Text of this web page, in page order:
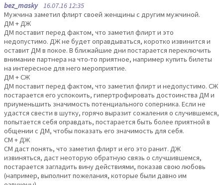
bez_masky16.07.16 12:35
Мужчина заметил флирт своей женщины с другим мужчиной.
ДМ + ДЖ
ДМ поставит перед фактом, что заметил флирт и это
недопустимо. ДЖ не будет оправдываться, коротко извинится и
оставит ДМ в покое. В ближайшие дни постарается переключить
внимание партнера на что-то приятное, например купить билеты
на интересное для него мероприятие.
ДМ + СЖ
ДМ поставит перед фактом, что заметил флирт и недопустимо. СЖ
постарается его успокоить, гипертрофировать достоинства ДМ и
приуменьшить значимость потенциального соперника. Если не
удастся свести в шутку, горячо выразит сожаления о случившемся,
попытается себя оправдать, постарается быть более приятной в
общении с ДМ, чтобы показать его значимость для себя.
СМ + ДЖ
СМ даст понять, что заметил флирт и его это ранит. ДЖ
извиняться, даст неоторую обратную связь о случшившемся,
постарается загладить вину действиями, показав свою любовь
(например, выполнит пожелания, которые были давно им